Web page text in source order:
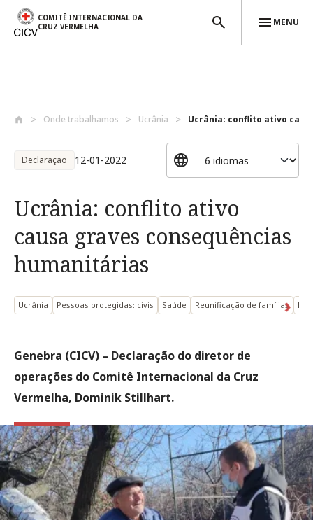
COMITÊ INTERNACIONAL DA
CRUZ VERMELHA
MENU
Onde trabalhamos Ucrânia Ucrânia: conflito ativo
Declaração 12-01-2022
Ucrânia: conflito ativo
causa graves consequências
humanitárias
Ucrânia Pessoas protegidas: civis Saúde Reunificação de famílias
Genebra (CICV) – Declaração do diretor de
operações do Comitê Internacional da Cruz
Vermelha, Dominik Stillhart.